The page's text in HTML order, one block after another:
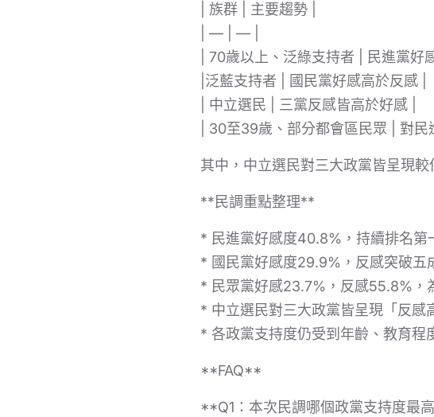
| 族群 | 主要趨勢 |
| — | — |
| 70歲以上、泛綠支持者 | 民進黨好
|泛藍支持者 | 國民黨好感高於反感 |
| 中立選民 | 三黨反感皆高於好感 |
| 30至39歲、部分都會區民眾 | 對民
其中，中立選民對三大政黨皆呈現
**民調重點整理**
* 民進黨好感度40.8%，持續排名第
* 國民黨好感度29.9%，反感突破五
* 民眾黨好感23.7%，反感55.8%，
* 中立選民對三大政黨皆呈現「反感
* 各政黨支持度仍受到年齡、教育程
**FAQ**
**Q1：本次民調哪個政黨支持度最